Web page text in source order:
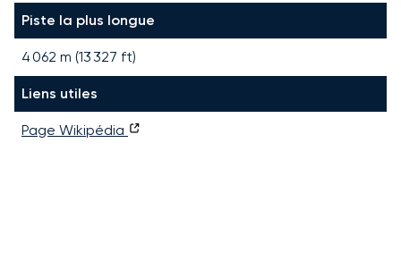
Piste la plus longue
4 062 m (13 327 ft)
Liens utiles
Page Wikipédia